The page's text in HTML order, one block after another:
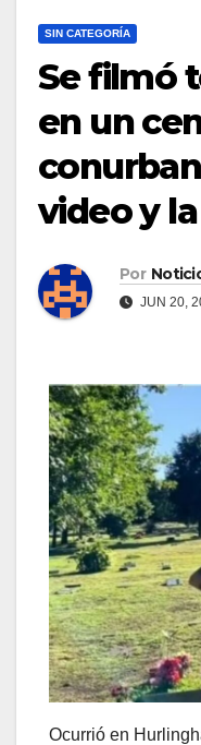
SIN CATEGORÍA
Se filmó
en un
video y
Por
JUN 20,
Ocurrió en